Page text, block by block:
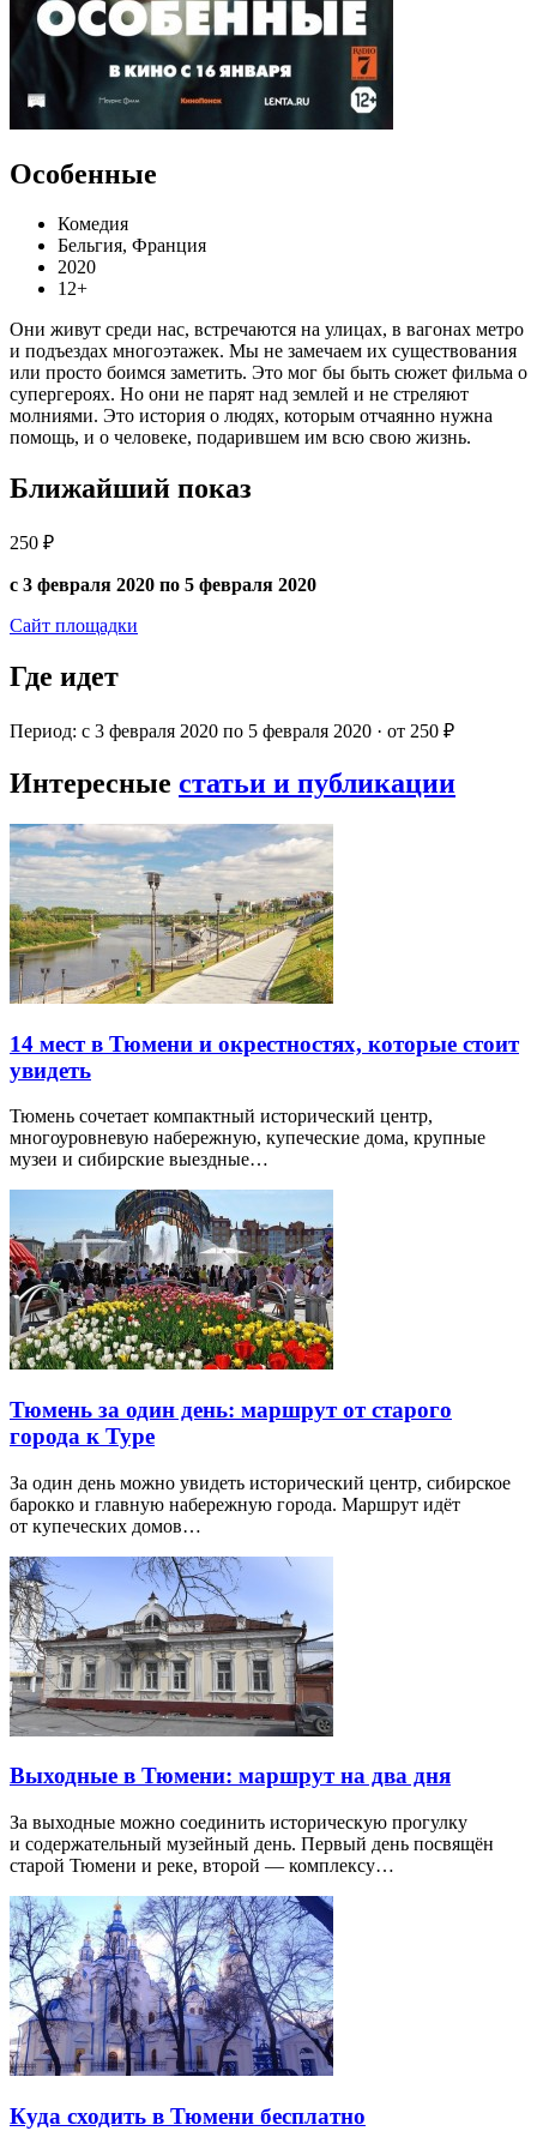
Особенные
Комедия
Бельгия, Франция
2020
12+
Они живут среди нас, встречаются на улицах, в вагонах метро
и подъездах многоэтажек. Мы не замечаем их существования
или просто боимся заметить. Это мог бы быть сюжет фильма о
супергероях. Но они не парят над землей и не стреляют
молниями. Это история о людях, которым отчаянно нужна
помощь, и о человеке, подарившем им всю свою жизнь.
Ближайший показ
250 ₽
с 3 февраля 2020 по 5 февраля 2020
Сайт площадки
Где идет
Период: с 3 февраля 2020 по 5 февраля 2020 · от 250 ₽
Интересные статьи и публикации
14 мест в Тюмени и окрестностях, которые стоит
увидеть
Тюмень сочетает компактный исторический центр,
многоуровневую набережную, купеческие дома, крупные
музеи и сибирские выездные…
Тюмень за один день: маршрут от старого
города к Туре
За один день можно увидеть исторический центр, сибирское
барокко и главную набережную города. Маршрут идёт
от купеческих домов…
Выходные в Тюмени: маршрут на два дня
За выходные можно соединить историческую прогулку
и содержательный музейный день. Первый день посвящён
старой Тюмени и реке, второй — комплексу…
Куда сходить в Тюмени бесплатно